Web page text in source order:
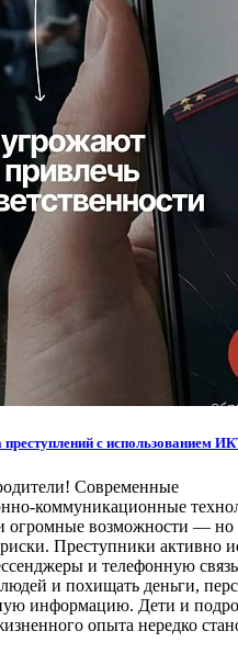
с использованием
Современные
огромные возможности — но
Преступники активно
и телефонную
и похищать деньги,
информацию. Дети и
опыта нередко